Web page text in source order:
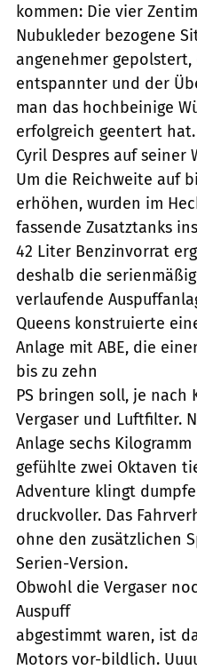
kommen: Die vier
Nubukleder bezogene
angenehmer
entspannter und der
man das hochbeinige
erfolgreich geentert
Cyril Despres auf seiner
Um die Reichweite auf
erhöhen, wurden im
fassende Zusatztanks
42 Liter Benzinvorrat
deshalb die
verlaufende
Queens konstruierte
Anlage mit ABE, die
bis zu zehn
PS bringen soll, je nach
Vergaser und Luftfilter.
Anlage sechs
gefühlte zwei Oktaven
Adventure klingt
druckvoller. Das
ohne den zusätzlichen
Serien-Version.
Obwohl die Vergaser
Auspuff
abgestimmt waren, ist
Motors vor-bildlich.